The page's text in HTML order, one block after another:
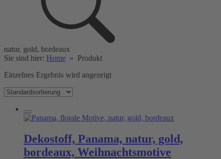
natur, gold, bordeaux
Sie sind hier: Home » Produkt
Einzelnes Ergebnis wird angezeigt
Dekostoff, Panama, natur, gold,
bordeaux, Weihnachtsmotive